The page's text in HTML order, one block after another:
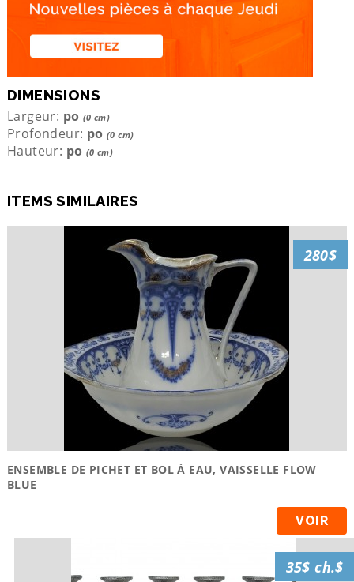
DIMENSIONS
Largeur: po (0 cm)
Profondeur: po (0 cm)
Hauteur: po (0 cm)
ITEMS SIMILAIRES
ENSEMBLE DE PICHET ET BOL À EAU, VAISSELLE FLOW
BLUE
VOIR
280$
35$ ch.$